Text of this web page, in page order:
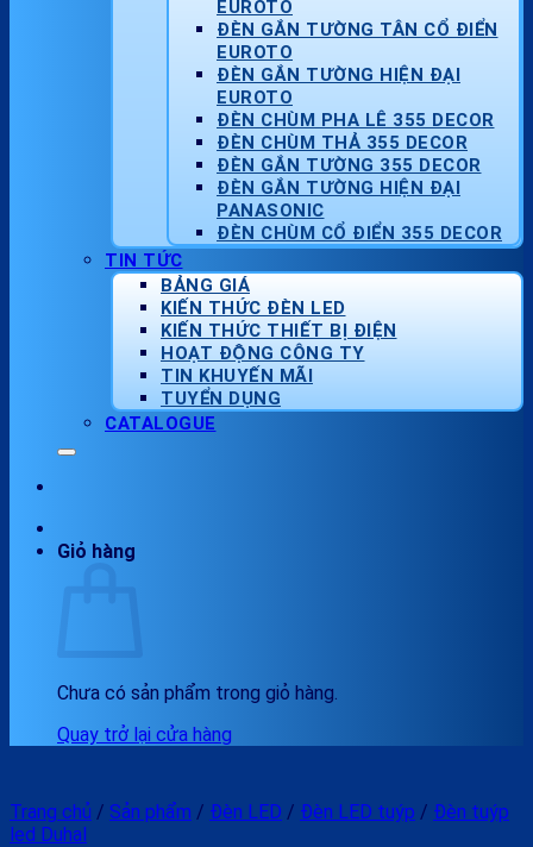
EUROTO
ĐÈN GẮN TƯỜNG TÂN CỔ ĐIỂN
EUROTO
ĐÈN GẮN TƯỜNG HIỆN ĐẠI
EUROTO
ĐÈN CHÙM PHA LÊ 355 DECOR
ĐÈN CHÙM THẢ 355 DECOR
ĐÈN GẮN TƯỜNG 355 DECOR
ĐÈN GẮN TƯỜNG HIỆN ĐẠI
PANASONIC
ĐÈN CHÙM CỔ ĐIỂN 355 DECOR
TIN TỨC
BẢNG GIÁ
KIẾN THỨC ĐÈN LED
KIẾN THỨC THIẾT BỊ ĐIỆN
HOẠT ĐỘNG CÔNG TY
TIN KHUYẾN MÃI
TUYỂN DỤNG
CATALOGUE
Giỏ hàng
Chưa có sản phẩm trong giỏ hàng.
Quay trở lại cửa hàng
Trang chủ / Sản phẩm / Đèn LED / Đèn LED tuýp / Đèn tuýp
led Duhal